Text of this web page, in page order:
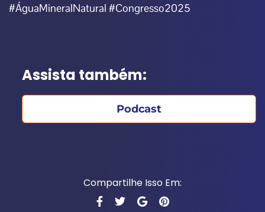
#ÁguaMineralNatural #Congresso2025
Assista também:
Podcast
Compartilhe Isso Em: